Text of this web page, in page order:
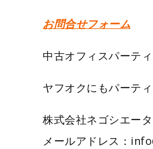
お問合せフォーム
中古オフィスパーテ
ヤフオクにもパーテ
株式会社ネゴシエー
メールアドレス：